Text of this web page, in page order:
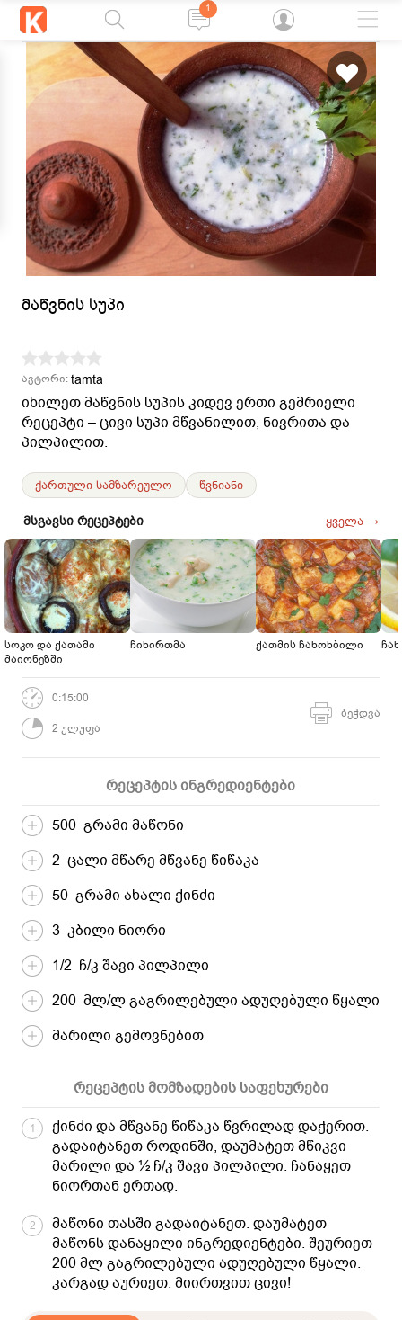
1
მაწვნის სუპი
ავტორი:tamta
იხილეთ მაწვნის სუპის კიდევ ერთი გემრიელი
რეცეპტი – ცივი სუპი მწვანილით, ნივრითა და
პილპილით.
ქართული სამზარეულო წვნიანი
მსგავსი რეცეპტები ყველა →
სოკო და ქათამი
მაიონეზში
ჩიხირთმა ქათმის ჩახოხბილი
0:15:00
2 ულუფა
ბეჭდვა
რეცეპტის ინგრედიენტები
500 გრამი მაწონი
2 ცალი მწარე მწვანე წიწაკა
50 გრამი ახალი ქინძი
3 კბილი ნიორი
1/2 ჩ/კ შავი პილპილი
200 მლ/ლ გაგრილებული ადუღებული წყალი
მარილი გემოვნებით
რეცეპტის მომზადების საფეხურები
1
ქინძი და მწვანე წიწაკა წვრილად დაჭერით.
გადაიტანეთ როდინში, დაუმატეთ მწიკვი
მარილი და ½ ჩ/კ შავი პილპილი. ჩანაყეთ
ნიორთან ერთად.
2
მაწონი თასში გადაიტანეთ. დაუმატეთ
მაწონს დანაყილი ინგრედიენტები. შეურიეთ
200 მლ გაგრილებული ადუღებული წყალი.
კარგად აურიეთ. მიირთვით ცივი!